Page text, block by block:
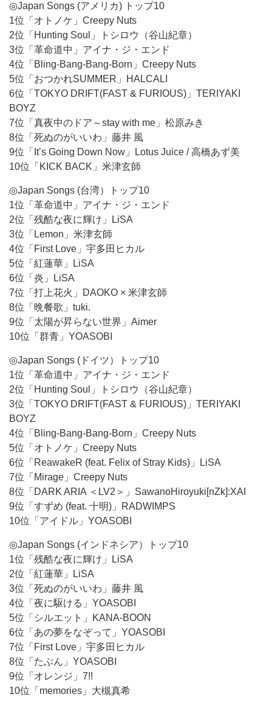
◎Japan Songs (アメリカ) トップ10
1位「オトノケ」Creepy Nuts
2位「Hunting Soul」トシロウ（谷山紀章）
3位「革命道中」アイナ・ジ・エンド
4位「Bling-Bang-Bang-Born」Creepy Nuts
5位「おつかれSUMMER」HALCALI
6位「TOKYO DRIFT(FAST & FURIOUS)」TERIYAKI
BOYZ
7位「真夜中のドア～stay with me」松原みき
8位「死ぬのがいいわ」藤井 風
9位「It’s Going Down Now」Lotus Juice / 高橋あず美
10位「KICK BACK」米津玄師
◎Japan Songs (台湾）トップ10
1位「革命道中」アイナ・ジ・エンド
2位「残酷な夜に輝け」LiSA
3位「Lemon」米津玄師
4位「First Love」宇多田ヒカル
5位「紅蓮華」LiSA
6位「炎」LiSA
7位「打上花火」DAOKO × 米津玄師
8位「晩餐歌」tuki.
9位「太陽が昇らない世界」Aimer
10位「群青」YOASOBI
◎Japan Songs (ドイツ）トップ10
1位「革命道中」アイナ・ジ・エンド
2位「Hunting Soul」トシロウ（谷山紀章）
3位「TOKYO DRIFT(FAST & FURIOUS)」TERIYAKI
BOYZ
4位「Bling-Bang-Bang-Born」Creepy Nuts
5位「オトノケ」Creepy Nuts
6位「ReawakeR (feat. Felix of Stray Kids)」LiSA
7位「Mirage」Creepy Nuts
8位「DARK ARIA ＜LV2＞」SawanoHiroyuki[nZk]:XAI
9位「すずめ (feat. 十明)」RADWIMPS
10位「アイドル」YOASOBI
◎Japan Songs (インドネシア）トップ10
1位「残酷な夜に輝け」LiSA
2位「紅蓮華」LiSA
3位「死ぬのがいいわ」藤井 風
4位「夜に駆ける」YOASOBI
5位「シルエット」KANA-BOON
6位「あの夢をなぞって」YOASOBI
7位「First Love」宇多田ヒカル
8位「たぶん」YOASOBI
9位「オレンジ」7!!
10位「memories」大槻真希